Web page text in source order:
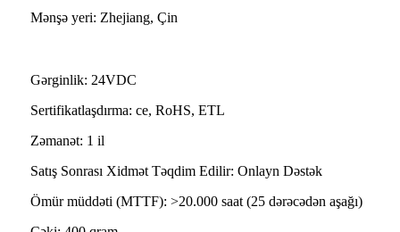
Mənşə yeri: Zhejiang, Çin
Gərginlik: 24VDC
Sertifikatlaşdırma: ce, RoHS, ETL
Zəmanət: 1 il
Satış Sonrası Xidmət Təqdim Edilir: Onlayn Dəstək
Ömür müddəti (MTTF): >20.000 saat (25 dərəcədən aşağı)